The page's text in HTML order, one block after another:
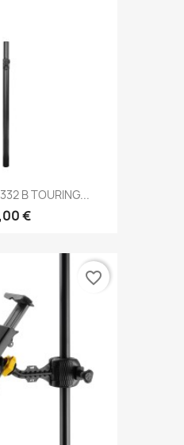
B TOURING...
€
favorite_border